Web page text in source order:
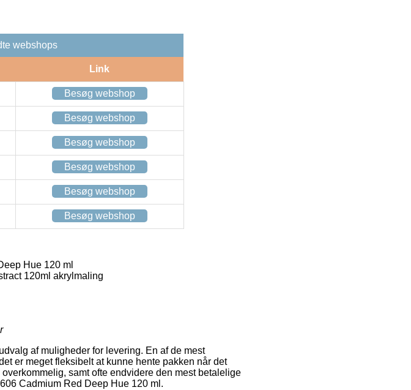
webshops
Link
Besøg webshop
Besøg webshop
Besøg webshop
Besøg webshop
Besøg webshop
Besøg webshop
Hue 120 ml
120ml akrylmaling
af muligheder for levering. En af de mest
er meget fleksibelt at kunne hente pakken når det
samt ofte endvidere den mest betalelige
Cadmium Red Deep Hue 120 ml.